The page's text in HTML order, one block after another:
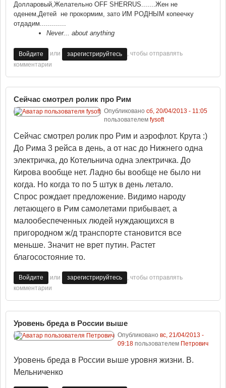
Долларовый,Желательно OFF SHERRUS.......Жен не
оденем,Детей не прокормим, зато ИМ РОДНЫМ копеечку
отдадим.............
Never... about anything
Войдите или зарегистрируйтесь
, чтобы отправлять
комментарии
Сейчас смотрел ролик про Рим
Опубликовано сб, 20/04/2013 - 11:05
пользователем fysoft
Сейчас смотрел ролик про Рим и аэрофлот. Крута :)
До Рима 3 рейса в день, а от нас до Нижнего одна
электричка, до Котельнича одна электричка. До
Кирова вообще нет. Ладно бы вообще не было ни
когда. Но когда то по 5 штук в день летало.
Спрос рождает предложение. Видимо народу
летающего в Рим самолетами прибывает, а
малообеспеченных людей нуждающихся в
пригородном ж/д транспорте становится все
меньше. Значит не врет путин. Растет
благосостояние то.
Войдите или зарегистрируйтесь
, чтобы отправлять
комментарии
Уровень бреда в России выше
Опубликовано вс, 21/04/2013 -
09:18пользователем Петрович
Уровень бреда в России выше уровня жизни. В.
Мельниченко